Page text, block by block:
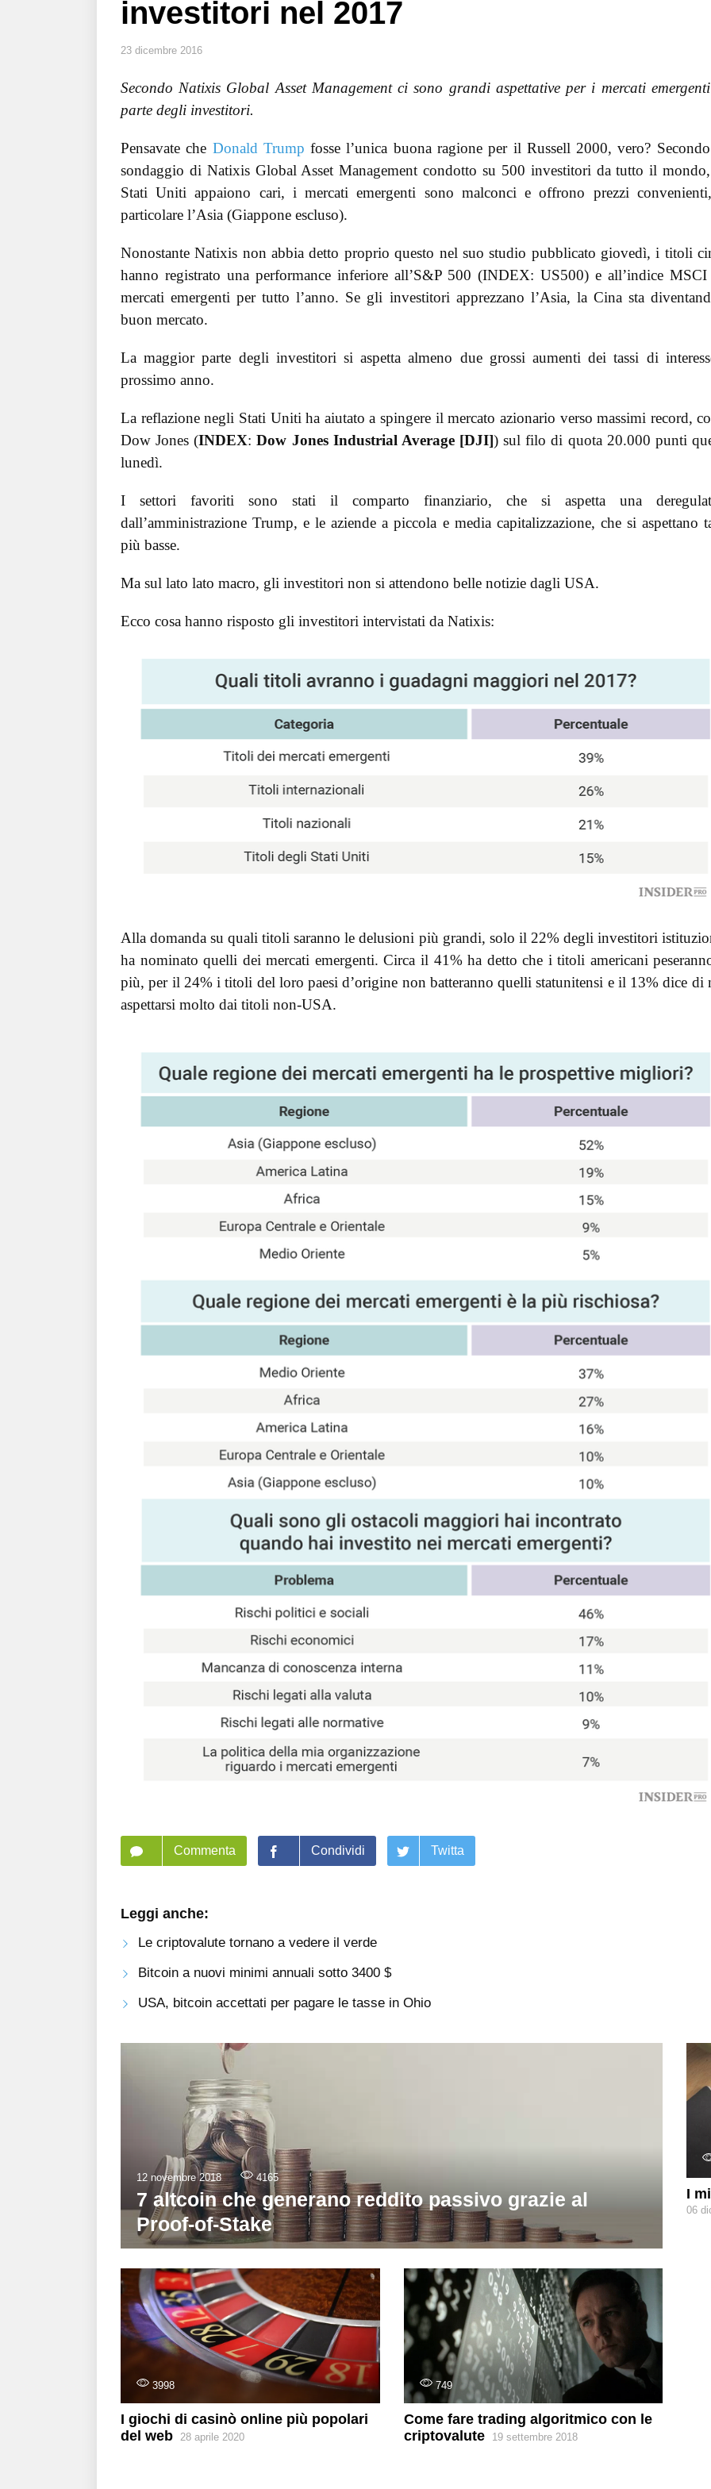
investitori nel 2017
23 dicembre 2016
Secondo Natixis Global Asset Management ci sono grandi aspettative per i mercati
parte degli investitori.
Pensavate che Donald Trump fosse l’unica buona ragione per il Russell 2000, vero?
sondaggio di Natixis Global Asset Management condotto su 500 investitori da tutto il
Stati Uniti appaiono cari, i mercati emergenti sono malconci e offrono prezzi
particolare l’Asia (Giappone escluso).
Nonostante Natixis non abbia detto proprio questo nel suo studio pubblicato giovedì, i titoli
hanno registrato una performance inferiore all’S&P 500 (INDEX: US500) e all’indice MSCI
mercati emergenti per tutto l’anno. Se gli investitori apprezzano l’Asia, la Cina sta
buon mercato.
La maggior parte degli investitori si aspetta almeno due grossi aumenti dei tassi di
prossimo anno.
La reflazione negli Stati Uniti ha aiutato a spingere il mercato azionario verso massimi record,
Dow Jones (INDEX:Dow Jones Industrial Average [DJI]) sul filo di quota 20.000 punti
lunedì.
I settori favoriti sono stati il comparto finanziario, che si aspetta una
dall’amministrazione Trump, e le aziende a piccola e media capitalizzazione, che si aspettano
più basse.
Ma sul lato lato macro, gli investitori non si attendono belle notizie dagli USA.
Ecco cosa hanno risposto gli investitori intervistati da Natixis:
Alla domanda su quali titoli saranno le delusioni più grandi, solo il 22% degli investitori
ha nominato quelli dei mercati emergenti. Circa il 41% ha detto che i titoli americani
più, per il 24% i titoli del loro paesi d’origine non batteranno quelli statunitensi e il 13% dice di
aspettarsi molto dai titoli non-USA.
Commenta Condividi Twitta
Leggi anche:
Le criptovalute tornano a vedere il verde
Bitcoin a nuovi minimi annuali sotto 3400 $
USA, bitcoin accettati per pagare le tasse in Ohio
12 novembre 2018 4165
7 altcoin che generano reddito passivo grazie al
Proof-of-Stake
I
06
3998
I giochi di casinò online più popolari
del web
28 aprile 2020
749
Come fare trading algoritmico con le
criptovalute
19 settembre 2018